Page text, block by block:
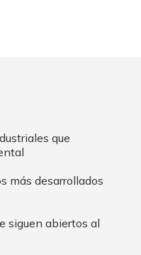
que
más desarrollados
siguen abiertos al